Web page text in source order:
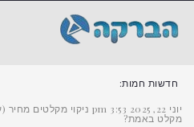
חדשות חמות:
יוני 22, 2025
3:53 pm
מקלט באמת?